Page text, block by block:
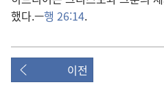
했다.—행 26:14.
이전